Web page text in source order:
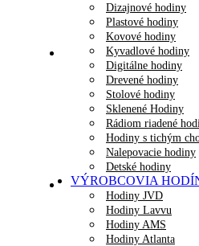
Dizajnové hodiny
Plastové hodiny
Kovové hodiny
Kyvadlové hodiny
Digitálne hodiny
Drevené hodiny
Stolové hodiny
Sklenené Hodiny
Rádiom riadené
Hodiny s tichým
Nalepovacie hodiny
Detské hodiny
VÝROBCOVIA
Hodiny JVD
Hodiny Lavvu
Hodiny AMS
Hodiny Atlanta